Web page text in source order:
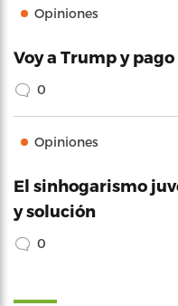
Opiniones
Voy a Trump y
0
Opiniones
El sinhogarismo
y solución
0